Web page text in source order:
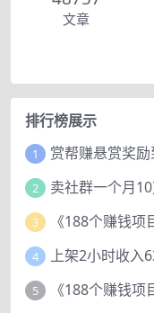
文章
排行榜展示
1
2 卖社群一个月
3
4
5